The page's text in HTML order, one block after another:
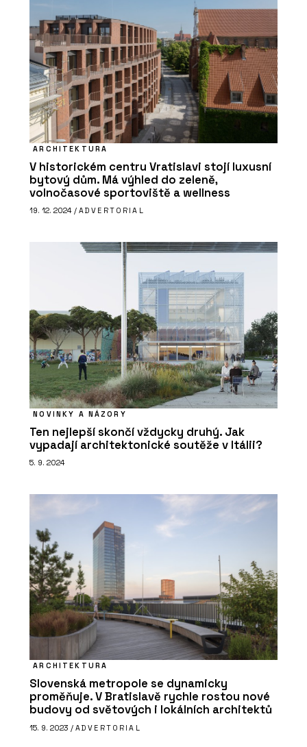
ARCHITEKTURA
V historickém centru Vratislavi stojí luxusní
bytový dům. Má výhled do zeleně,
volnočasové sportoviště a wellness
19. 12. 2024 / ADVERTORIAL
NOVINKY A NÁZORY
Ten nejlepší skončí vždycky druhý. Jak
vypadají architektonické soutěže v Itálii?
5. 9. 2024
ARCHITEKTURA
Slovenská metropole se dynamicky
proměňuje. V Bratislavě rychle rostou nové
budovy od světových i lokálních architektů
15. 9. 2023 / ADVERTORIAL